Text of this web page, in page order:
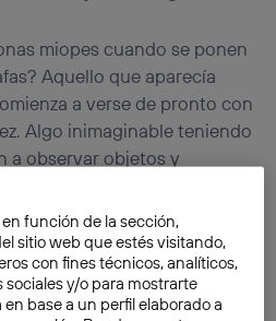
miopes cuando se ponen
Aquello que aparecía
a verse de pronto con
Algo inimaginable teniendo
a observar objetos y
de discernir. Algo así
tecnología que ha
enbiología.
función de la sección,
sitio web que estés visitando,
con fines técnicos, analíticos,
sociales y/o para mostrarte
base a un perfil elaborado a